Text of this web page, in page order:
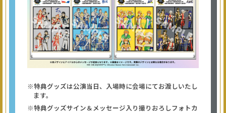
※特典グッズは公演当日、入場時に会場にてお渡しいたし
ます。
※特典グッズサイン＆メッセージ入り撮りおろしフォトカ